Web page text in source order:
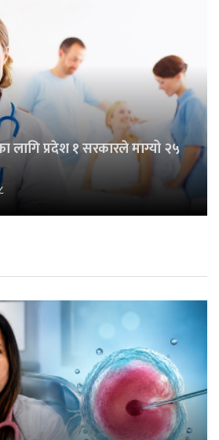
लागि प्रदेश १ सरकारले माग्यो २५